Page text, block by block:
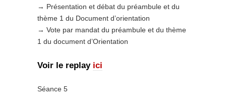
→ Présentation et débat du préambule et du
thème 1 du Document d’orientation
→ Vote par mandat du préambule et du thème
1 du document d’Orientation
Voir le replay ici
Séance 5